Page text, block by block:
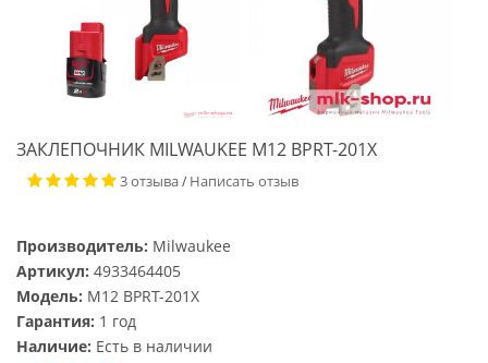
ЗАКЛЕПОЧНИК MILWAUKEE M12 BPRT-201X
3 отзыва/ Написать отзыв
Производитель: Milwaukee
Артикул: 4933464405
Модель: M12 BPRT-201X
Гарантия: 1 год
Наличие: Есть в наличии